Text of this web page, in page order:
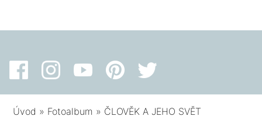
Úvod » Fotoalbum » ČLOVĚK A JEHO SVĚT